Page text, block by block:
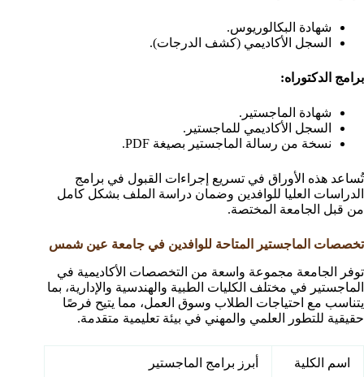
شهادة البكالوريوس.
السجل الأكاديمي (كشف الدرجات).
برامج الدكتوراه:
شهادة الماجستير.
السجل الأكاديمي للماجستير.
نسخة من رسالة الماجستير بصيغة PDF.
تُساعد هذه الأوراق في تسريع إجراءات القبول في برامج
الدراسات العليا للوافدين وضمان دراسة الملف بشكل كامل
من قبل الجامعة المختصة.
تخصصات الماجستير المتاحة للوافدين في جامعة عين شمس
توفر الجامعة مجموعة واسعة من التخصصات الأكاديمية في
الماجستير في مختلف الكليات الطبية والهندسية والإدارية، بما
يتناسب مع احتياجات الطلاب وسوق العمل، مما يتيح فرصًا
حقيقية للتطور العلمي والمهني في بيئة تعليمية متقدمة.
اسم الكلية أبرز برامج الماجستير